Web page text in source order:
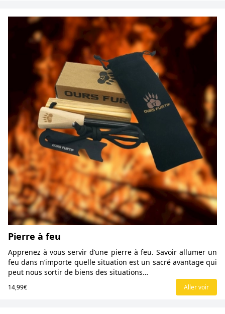
Pierre à feu
Apprenez à vous servir d’une pierre à feu. Savoir allumer un
feu dans n’importe quelle situation est un sacré avantage qui
peut nous sortir de biens des situations…
14,99€ Aller voir